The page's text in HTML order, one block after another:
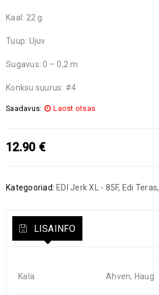
Kaal: 22 g
Tuup: Ujuv
Sugavus: 0 – 0,2 m
Konksu suurus: #4
Saadavus: Laost otsas
12.90 €
Kategooriad: EDI Jerk XL - 85F, Edi Teras,
LISAINFO
Kala Ahven, Haug